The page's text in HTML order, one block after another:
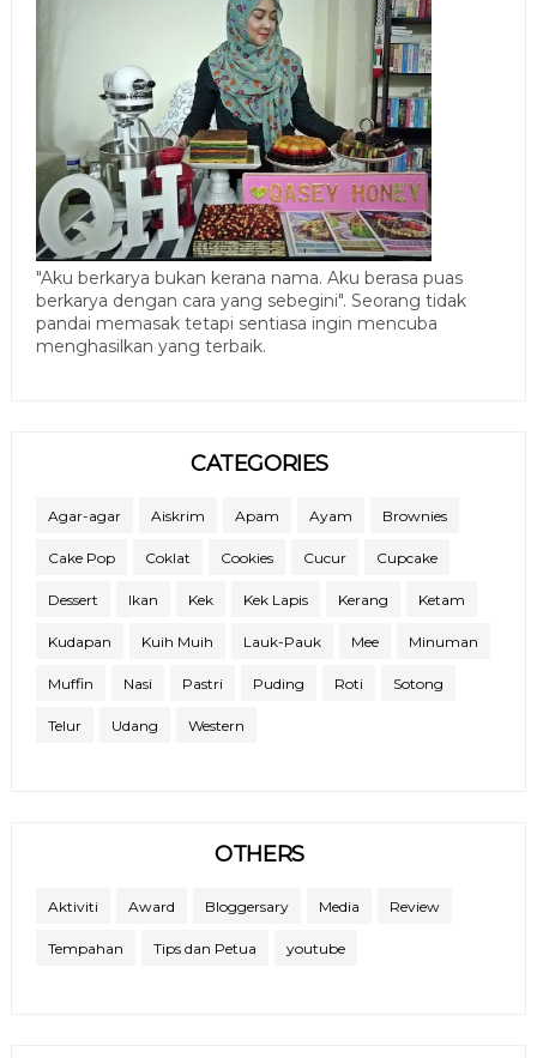
"Aku berkarya bukan kerana nama. Aku berasa puas
berkarya dengan cara yang sebegini". Seorang tidak
pandai memasak tetapi sentiasa ingin mencuba
menghasilkan yang terbaik.
CATEGORIES
Agar-agar Aiskrim Apam Ayam Brownies
Cake Pop Coklat Cookies Cucur Cupcake
Dessert Ikan Kek Kek Lapis Kerang Ketam
Kudapan Kuih Muih Lauk-Pauk Mee Minuman
Muffin Nasi Pastri Puding Roti Sotong
Telur Udang Western
OTHERS
Aktiviti Award Bloggersary Media Review
Tempahan Tips dan Petua youtube